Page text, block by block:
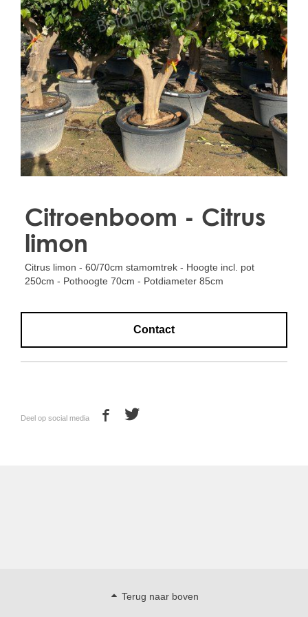
Treesafe
VORSTBESCHERMINGVOORBOMEN.NL
WINTERSCHUTZFUERBAEUME.DE
FROSTPROTECTIONFORTREES.CO.UK
Terracotta
TERRACOTTA.NL
TERRACOTTA.BE
TERRAKOTTA.DE
Citroenboom - Citrus
limon
Citrus limon - 60/70cm stamomtrek - Hoogte incl. pot
250cm - Pothoogte 70cm - Potdiameter 85cm
Contact
Deel op social media
Terug naar boven